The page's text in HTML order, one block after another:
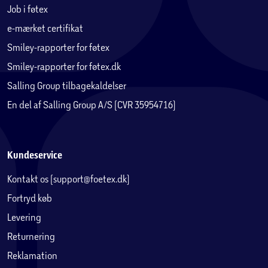
levende.
FORBINDELSE
Wi-Fi 7 med Apple N12 giver dig en hurtig trådløs
forbindelse. Med hurtig overførsel af billeder, dokumenter
og store videofiler kan du stort set arbejde overalt.
betjening og høj præcision, når du tager noter, tegner og
fantastisk skriveoplevelse og et pegefelt med haptisk
feedback.
AVANCEREDE KAMERAER
iPad Air har et 12 MP Center Stage-kamera på forsiden,
som er perfekt til videoopkald og selfies, og et 12 MP
Job i føtex
e-mærket certifikat
Smiley-rapporter for føtex
Smiley-rapporter for føtex.dk
Salling Group tilbagekaldelser
En del af Salling Group A/S (CVR 35954716)
Kundeservice
Kontakt os (support@foetex.dk)
Fortryd køb
Levering
Returnering
Reklamation